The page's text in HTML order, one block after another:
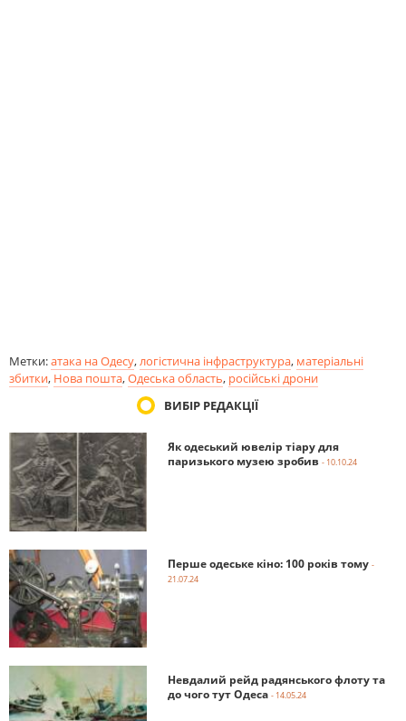
Метки:атака на Одесу,логістична інфраструктура, матеріальні
збитки, Нова пошта,Одеська область, російські дрони
ВИБІР РЕДАКЦІЇ
Як одеський ювелір тіару для
паризького музею зробив - 10.10.24
Перше одеське кіно: 100 років тому -
21.07.24
Невдалий рейд радянського флоту та
до чого тут Одеса - 14.05.24